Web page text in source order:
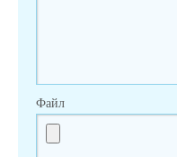
Файл